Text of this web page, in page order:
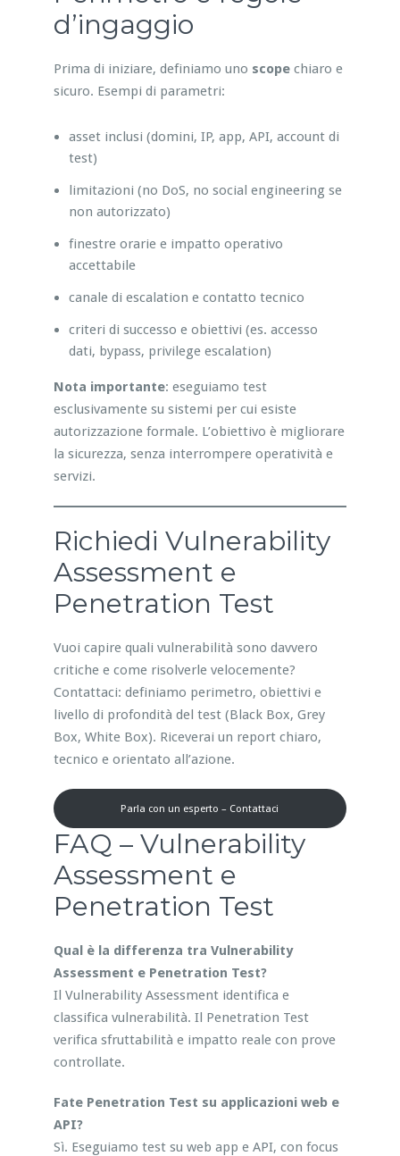
d’ingaggio
Prima di iniziare, definiamo uno scopechiaro e
sicuro. Esempi di parametri:
asset inclusi (domini, IP, app, API, account di
test)
limitazioni (no DoS, no social engineering se
non autorizzato)
finestre orarie e impatto operativo
accettabile
canale di escalation e contatto tecnico
criteri di successo e obiettivi (es. accesso
dati, bypass, privilege escalation)
Nota importante: eseguiamo test
esclusivamente su sistemi per cui esiste
autorizzazione formale. L’obiettivo è migliorare
la sicurezza, senza interrompere operatività e
servizi.
Richiedi Vulnerability
Assessment e
Penetration Test
Vuoi capire quali vulnerabilità sono davvero
critiche e come risolverle velocemente?
Contattaci: definiamo perimetro, obiettivi e
livello di profondità del test (Black Box, Grey
Box, White Box). Riceverai un report chiaro,
tecnico e orientato all’azione.
Parla con un esperto – Contattaci
FAQ – Vulnerability
Assessment e
Penetration Test
Qual è la differenza tra Vulnerability
Assessment e Penetration Test?
Il Vulnerability Assessment identifica e
classifica vulnerabilità. Il Penetration Test
verifica sfruttabilità e impatto reale con prove
controllate.
Fate Penetration Test su applicazioni web e
API?
Sì. Eseguiamo test su web app e API, con focus